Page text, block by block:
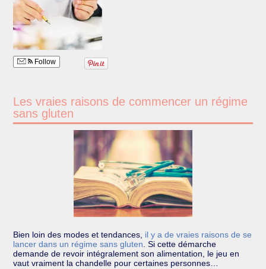
Follow
Les vraies raisons de commencer un régime
sans gluten
Bien loin des modes et tendances, il y a de vraies raisons de se
lancer dans un régime sans gluten. Si cette démarche
demande de revoir intégralement son alimentation, le jeu en
vaut vraiment la chandelle pour certaines personnes…